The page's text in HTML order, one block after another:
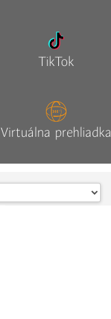
TikTok
Virtuálna prehliadka